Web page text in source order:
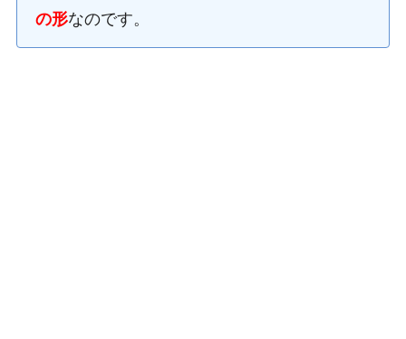
の形なのです。